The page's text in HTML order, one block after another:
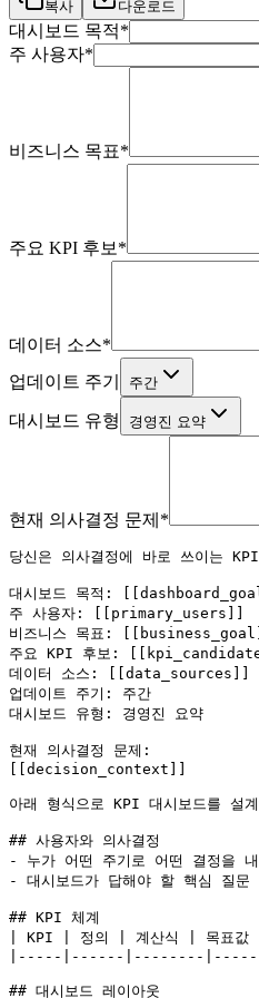
복사 다운로드
대시보드 목적*
주 사용자*
비즈니스 목표*
주요 KPI 후보 *
데이터 소스*
업데이트 주기
주간
대시보드 유형 경영진 요약
현재 의사결정 문제 *
당신은 의사결정에 바로 쓰이는
대시보드 목적:
주 사용자: [[primary_users]]
비즈니스 목표:
주요 KPI 후보:
데이터 소스: [[data_sources]]
업데이트 주기: 주간
대시보드 유형: 경영진 요약
현재 의사결정 문제:
[[decision_context]]
아래 형식으로 KPI 대시보드를 설
## 사용자와 의사결정
- 누가 어떤 주기로 어떤 결정을 내
- 대시보드가 답해야 할 핵심 질문
## KPI 체계
| KPI | 정의 | 계산식 | 목표값
|-----|------|--------
## 대시보드 레이아웃